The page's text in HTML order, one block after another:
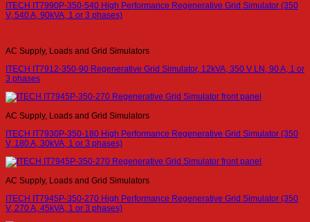
ITECH IT7990P-350-540 High Performance Regenerative Grid Simulator (350
V, 540 A, 90kVA, 1 or 3 phases)
AC Supply, Loads and Grid Simulators
ITECH IT7912-350-90 Regenerative Grid Simulator, 12kVA, 350 V LN, 90 A, 1 or
3 phases
AC Supply, Loads and Grid Simulators
ITECH IT7930P-350-180 High Performance Regenerative Grid Simulator (350
V, 180 A, 30kVA, 1 or 3 phases)
AC Supply, Loads and Grid Simulators
ITECH IT7945P-350-270 High Performance Regenerative Grid Simulator (350
V, 270 A, 45kVA, 1 or 3 phases)